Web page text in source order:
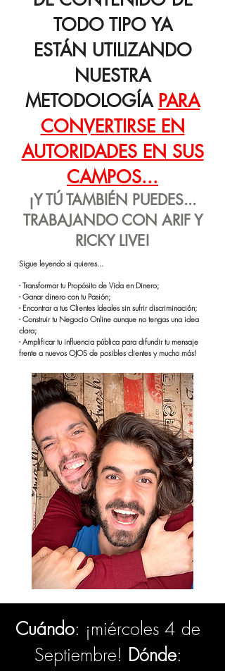
TODO TIPO YA
ESTÁN UTILIZANDO
NUESTRA
METODOLOGÍA PARA
CONVERTIRSE EN
AUTORIDADES EN SUS
CAMPOS...
¡Y TÚ TAMBIÉN PUEDES...
TRABAJANDO CON ARIF Y
RICKY LIVE!
Sigue leyendo si quieres... ​
- Transformar tu Propósito de Vida en Dinero;
- Ganar dinero con tu Pasión;
- Encontrar a tus Clientes Ideales sin sufrir discriminación; ​
- Construir tu Negocio Online aunque no tengas una idea
clara;
- Amplificar tu influencia pública para difundir tu mensaje
frente a nuevos OJOS de posibles clientes y mucho más!
Cuándo: ¡miércoles 4 de
Septiembre! Dónde: